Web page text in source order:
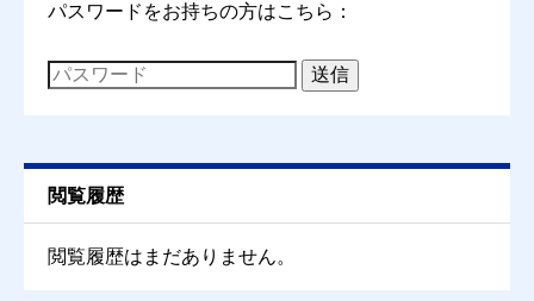
クチコミ内容 必須
パスワードをお持ちの方はこちら：
送信
閲覧履歴
閲覧履歴はまだありません。